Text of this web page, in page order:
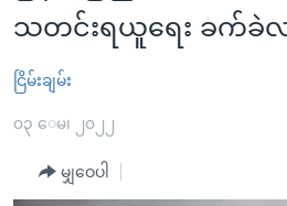
များ
ပင်မ
ကမ္ဘာ့သတင်းများ
နိုင်ငံတကာ
အစ္စရေး-ပါလက်စတိုင်း
ဗွီဒီယို
အင်္ဂလိပ်စာလေ့လာမယ်
သတင်းရယူရေး ခက်ခဲ
ငြိမ်းချမ်း
၀၃ ေမ၊ ၂၀၂၂
မျှဝေပါ